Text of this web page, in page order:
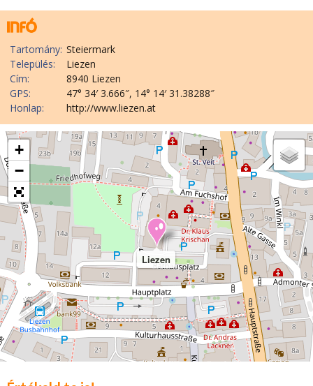
Tartomány: Steiermark
Település:
Liezen
Cím:
8940 Liezen
GPS:
47° 34′ 3.666″, 14° 14′ 31.38288″
Honlap:
http://www.liezen.at
Liezen
+
−